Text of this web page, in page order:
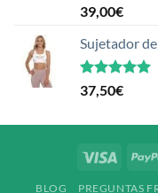
Valorado
con
de 5
39,00€
Sujetador
Valorado
con
37,50€
Visa
BLOG PREGUNTAS